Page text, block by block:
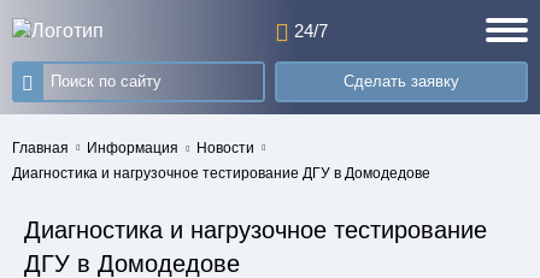
24/7
Сделать заявку
Главная Информация
Новости
Диагностика и нагрузочное тестирование ДГУ в Домодедове
Диагностика и нагрузочное тестирование
ДГУ в Домодедове